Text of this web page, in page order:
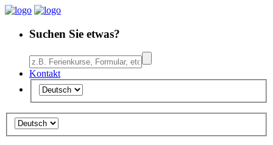
Suchen Sie etwas?
Kontakt